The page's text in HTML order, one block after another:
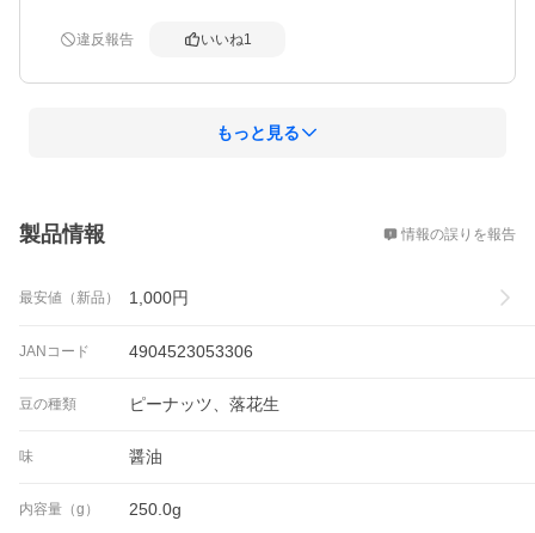
違反報告 いいね1
もっと見る
製品情報 情報の誤りを報告
最安値（新品） 1,000円
JANコード 4904523053306
豆の種類 ピーナッツ、落花生
味 醤油
内容量（g） 250.0g